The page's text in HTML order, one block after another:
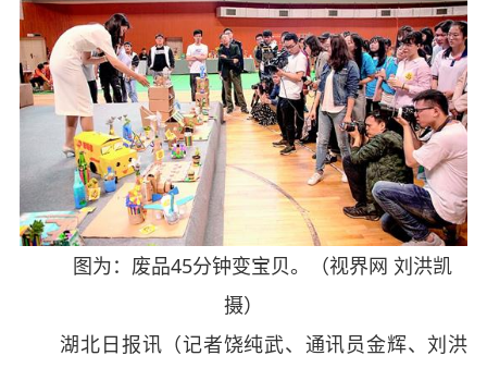
图为：废品45分钟变宝贝。（视界网 刘洪凯
摄）
湖北日报讯（记者饶纯武、通讯员金辉、刘洪